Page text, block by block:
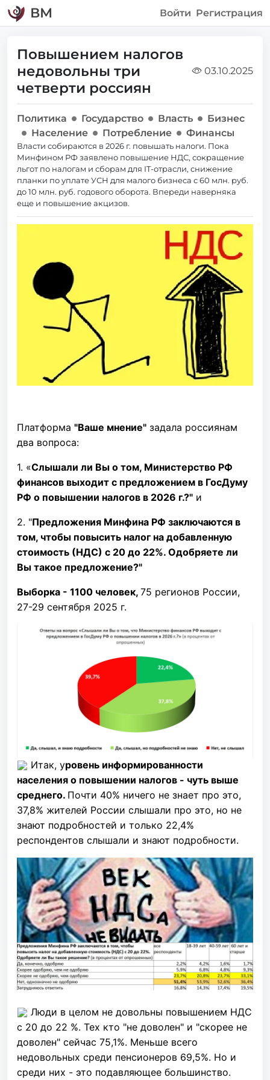
ВМ Войти Регистрация
Повышением налогов
недовольны три
четверти россиян
03.10.2025
Политика Государство Власть
Бизнес
Население
Потребление Финансы
Власти собираются в 2026 г. повышать налоги. Пока
Минфином РФ заявлено повышение НДС, сокращение
льгот по налогам и сборам для IT-отрасли, снижение
планки по уплате УСН для малого бизнеса с 60 млн. руб.
до 10 млн. руб. годового оборота. Впереди наверняка
еще и повышение акцизов.
Платформа "Ваше мнение" задала россиянам
два вопроса:
1. «Слышали ли Вы о том, Министерство РФ
финансов выходит с предложением в ГосДуму
РФ о повышении налогов в 2026 г.?" и
2. "Предложения Минфина РФ заключаются в
том, чтобы повысить налог на добавленную
стоимость (НДС) с 20 до 22%. Одобряете ли
Вы такое предложение?"
Выборка - 1100 человек, 75 регионов России,
27-29 сентября 2025 г.
Итак, уровень информированности
населения о повышении налогов - чуть выше
среднего. Почти 40% ничего не знает про это,
37,8% жителей России слышали про это, но не
знают подробностей и только 22,4%
респондентов слышали и знают подробности.
Люди в целом не довольны повышением НДС
с 20 до 22 %. Тех кто "не доволен" и "скорее не
доволен" сейчас 75,1%. Меньше всего
недовольных среди пенсионеров 69,5%. Но и
среди них - это подавляющее большинство.